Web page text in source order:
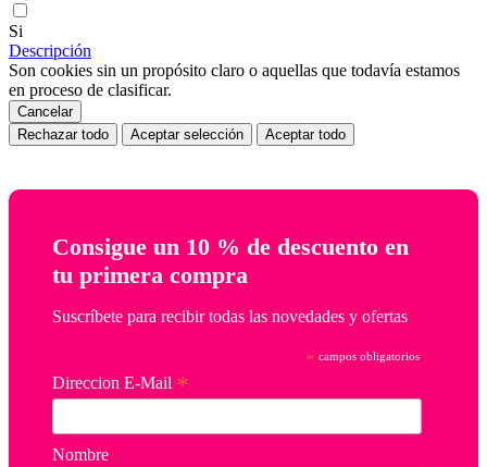
Si
Descripción
Son cookies sin un propósito claro o aquellas que todavía estamos
en proceso de clasificar.
Cancelar
Rechazar todo
Aceptar selección Aceptar todo
Consigue un 10 % de descuento en
tu primera compra
Suscríbete para recibir todas las novedades y ofertas
* campos obligatorios
Direccion E-Mail *
Nombre